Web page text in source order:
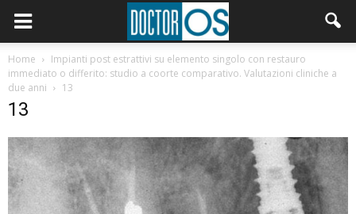
Home
Impianti post estrattivi su elemento singolo con restauro
immediato o differito: studio a coorte comparativo. Valutazioni cliniche a
due anni
13
13